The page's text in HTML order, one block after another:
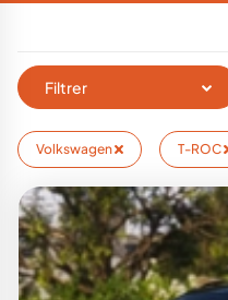
Filtrer
Volkswagen T-ROC